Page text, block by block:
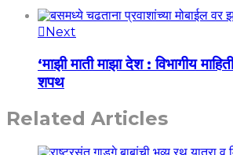
Next
‘माझी माती माझा देश : विभागीय
शपथ
Related Articles